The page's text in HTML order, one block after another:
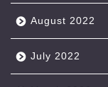
August 2022
July 2022